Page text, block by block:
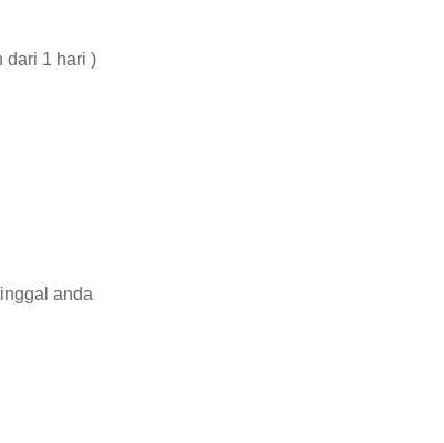
dari 1 hari )
anda